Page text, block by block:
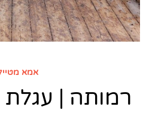
אמא
רמותה |